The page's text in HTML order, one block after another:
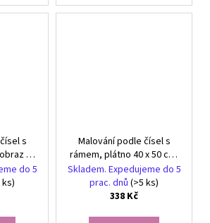
s
na
sovado 5
Malování podle čísel s
rámem, plátno 40 x 50 cm,
Jezero v horách
Skladem. Expedujeme do 5
prac. dnů (>5 ks)
338 Kč